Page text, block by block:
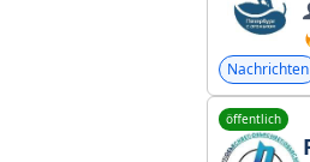
Nachrichten
öffentlich